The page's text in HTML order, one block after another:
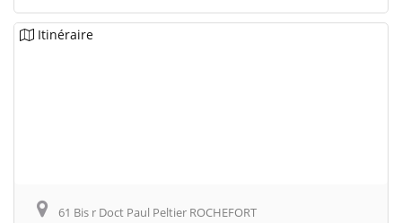
Itinéraire
61 Bis r Doct Paul Peltier ROCHEFORT